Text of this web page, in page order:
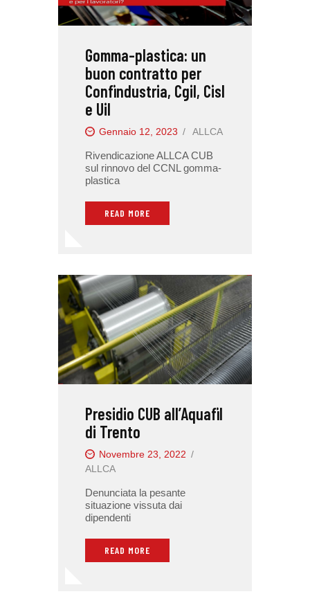
Gomma-plastica: un
buon contratto per
Confindustria, Cgil, Cisl
e Uil
Gennaio 12, 2023 ALLCA
Rivendicazione ALLCA CUB
sul rinnovo del CCNL gomma-
plastica
READ MORE
Presidio CUB all’Aquafil
di Trento
Novembre 23, 2022
ALLCA
Denunciata la pesante
situazione vissuta dai
dipendenti
READ MORE